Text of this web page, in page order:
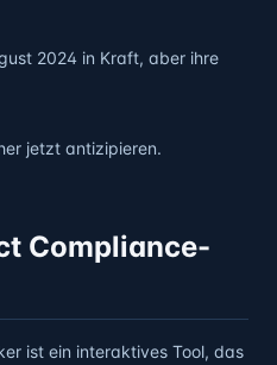
2024 in Kraft, aber ihre
jetzt antizipieren.
Compliance-
ist ein interaktives Tool, das